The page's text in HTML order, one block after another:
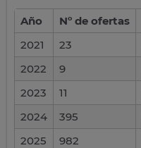
Año Nº de ofertas
2021
23
2022
9
2023
11
2024
395
2025
982